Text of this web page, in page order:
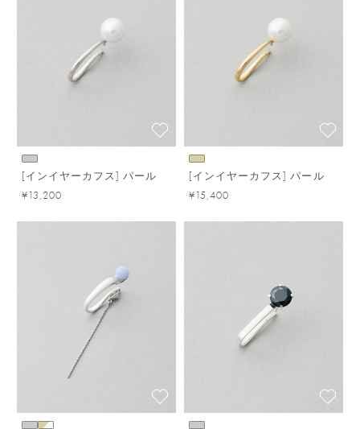
[インイヤーカフス] パール
¥13,200
[インイヤーカフス] パール
¥15,400